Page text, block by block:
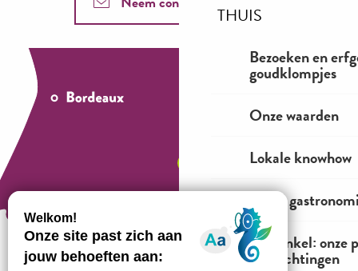
THUIS
Bezoeken en
goudklompjes
Onze waarden
Lokale knowhow
100%
De winkel: onze
verplichtingen